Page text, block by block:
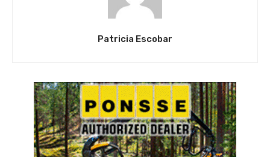
Patricia Escobar